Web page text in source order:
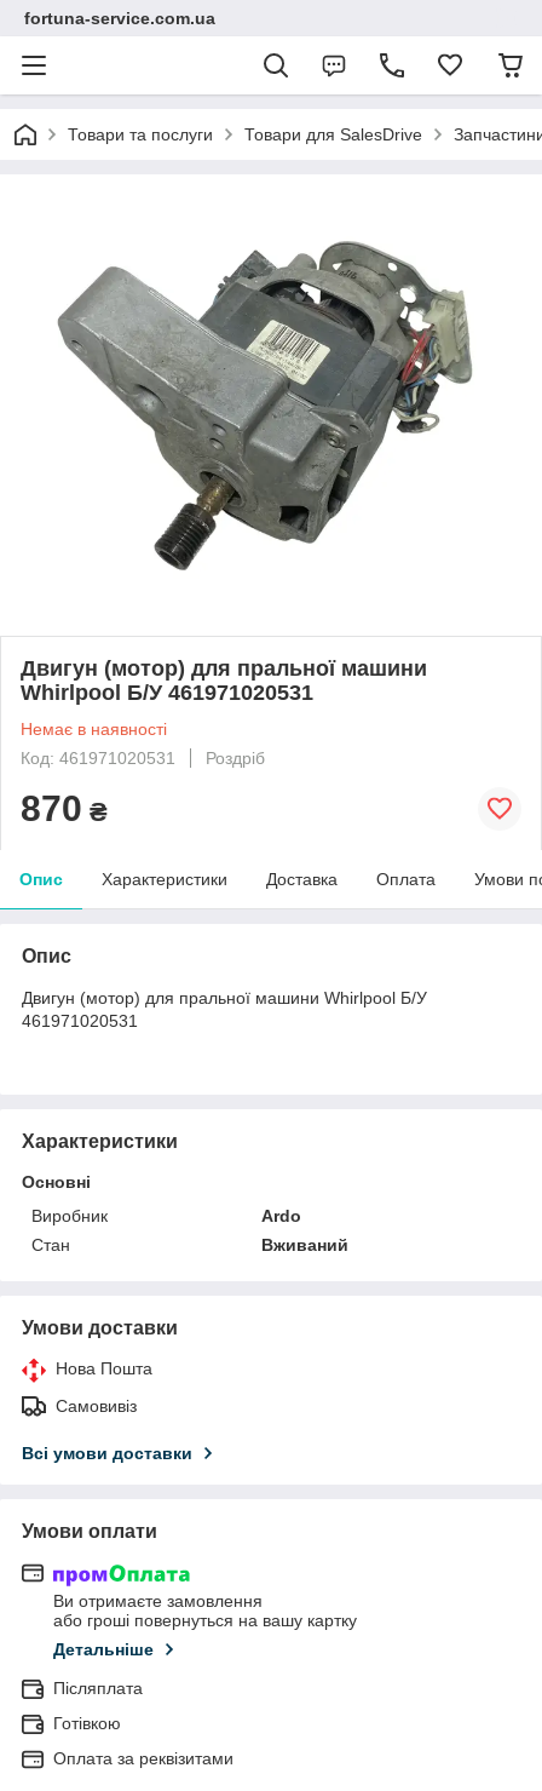
fortuna-service.com.ua
Товари та послуги Товари для SalesDrive
Двигун (мотор) для пральної машини
Whirlpool Б/У 461971020531
Немає в наявності
Код: 461971020531
Роздріб
870 ₴
Опис Характеристики Доставка Оплата Умови
Опис
Двигун (мотор) для пральної машини Whirlpool Б/У
461971020531
Характеристики
Основні
Виробник
Ardo
Стан
Вживаний
Умови доставки
Нова Пошта
Самовивіз
Всі умови доставки
Умови оплати
Ви отримаєте замовлення
або гроші повернуться на вашу картку
Детальніше
Післяплата
Готівкою
Оплата за реквізитами